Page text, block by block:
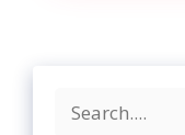
Search